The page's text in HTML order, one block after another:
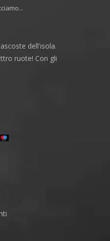
dell'isola.
ruote! Con gli